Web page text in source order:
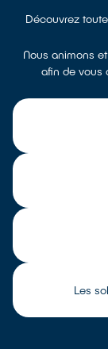
Découvrez
Nous animons
afin de vous
Les